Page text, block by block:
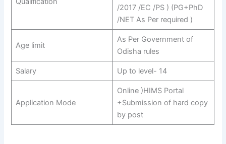
/2017 /EC /PS ) (PG+PhD
/NET As Per required )
Age limit
As Per Government of
Odisha rules
Salary Up to level- 14
Application Mode
Online )HIMS Portal
+Submission of hard copy
by post